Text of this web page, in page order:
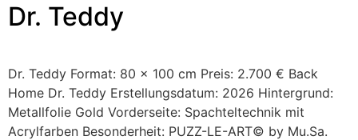
Dr. Teddy
Dr. Teddy Format: 80 x 100 cm Preis: 2.700 € Back
Home Dr. Teddy Erstellungsdatum: 2026 Hintergrund:
Metallfolie Gold Vorderseite: Spachteltechnik mit
Acrylfarben Besonderheit: PUZZ-LE-ART© by Mu.Sa.